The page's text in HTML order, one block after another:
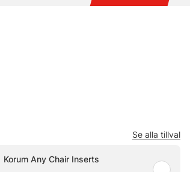
Se alla tillval
Korum Any Chair Inserts